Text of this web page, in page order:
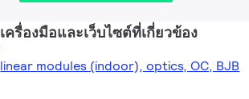
เครื่องมือและเว็บไซต์ที่เกี่ยวข้อง
linear modules (indoor), optics, OC, BJB